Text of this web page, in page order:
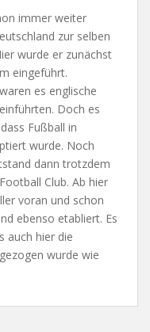
immer weiter
zur selben
wurde er zunächst
eingeführt.
es englische
Doch es
Fußball in
wurde. Noch
dann trotzdem
Club. Ab hier
voran und schon
ebenso etabliert. Es
auch hier die
wurde wie